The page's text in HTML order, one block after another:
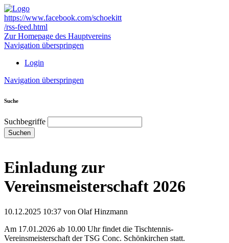
https://www.facebook.com/schoekitt
/rss-feed.html
Zur Homepage des Hauptvereins
Navigation überspringen
Login
Navigation überspringen
Suche
Suchbegriffe
Suchen
Einladung zur
Vereinsmeisterschaft 2026
10.12.2025 10:37 von Olaf Hinzmann
Am 17.01.2026 ab 10.00 Uhr findet die Tischtennis-
Vereinsmeisterschaft der TSG Conc. Schönkirchen statt.